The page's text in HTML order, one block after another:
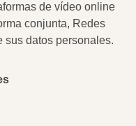
de vídeo online
conjunta, Redes
sus datos personales.